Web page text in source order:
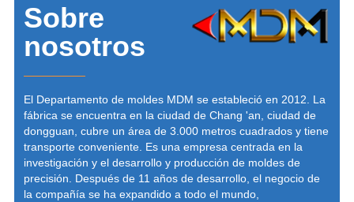
Sobre
nosotros
El Departamento de moldes MDM se estableció en 2012. La
fábrica se encuentra en la ciudad de Chang 'an, ciudad de
dongguan, cubre un área de 3.000 metros cuadrados y tiene
transporte conveniente. Es una empresa centrada en la
investigación y el desarrollo y producción de moldes de
precisión. Después de 11 años de desarrollo, el negocio de
la compañía se ha expandido a todo el mundo,